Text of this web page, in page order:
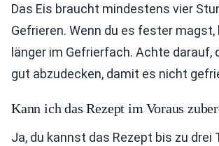
Das Eis braucht mindestens vier
Gefrieren. Wenn du es fester magst,
länger im Gefrierfach. Achte darauf,
gut abzudecken, damit es nicht
Kann ich das Rezept im Voraus
Ja, du kannst das Rezept bis zu drei